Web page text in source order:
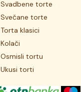
Svadbene torte
Svečane torte
Torta klasici
Kolači
Osmisli tortu
Ukusi torti